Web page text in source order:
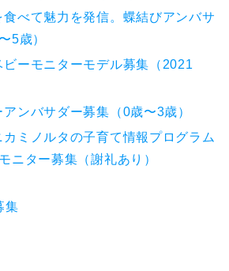
べて魅力を発信。蝶結びアンバサ
5歳）
ビーモニターモデル募集（2021
ンバサダー募集（0歳〜3歳）
ミノルタの子育て情報プログラム
ニター募集（謝礼あり）
集